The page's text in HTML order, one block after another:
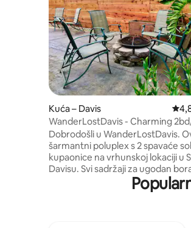
Kuća – Davis
WanderLostDavis - Charming
with Yard
Dobrodošli u WanderLostDavis.
šarmantni poluplex s 2 spavaće
kupaonice na vrhunskoj lokaciji u
Davisu. Svi sadržaji za ugodan
perilicom/sušilicom i potpuno
opremljenom kuhinjom. Malo